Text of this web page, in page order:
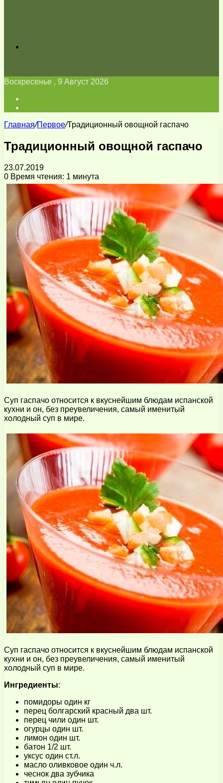
Воскресенье , 9 Август 2026
Главная/Первое/Традиционный овощной гаспачо
Традиционный овощной гаспачо
23.07.2019
0 Время чтения: 1 минута
Суп гаспачо относится к вкуснейшим блюдам испанской
кухни и он, без преувеличения, самый именитый
холодный суп в мире.
Суп гаспачо относится к вкуснейшим блюдам испанской
кухни и он, без преувеличения, самый именитый
холодный суп в мире.
Ингредиенты:
помидоры один кг
перец болгарский красный два шт.
перец чили один шт.
огурцы один шт.
лимон один шт.
батон 1/2 шт.
уксус один ст.л.
масло оливковое один ч.л.
чеснок два зубчика